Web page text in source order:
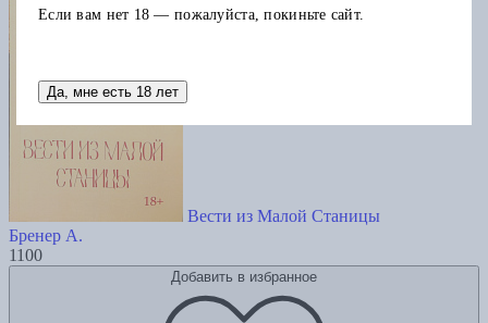
Вести из Малой Станицы
Бренер А.
1100
Добавить в избранное
Если вам нет 18 — пожалуйста, покиньте сайт.
Да, мне есть 18 лет